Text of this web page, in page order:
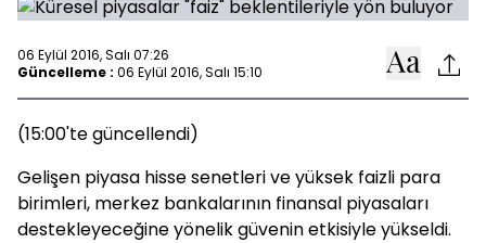
06 Eylül 2016, Salı 07:26
Güncelleme : 06 Eylül 2016, Salı 15:10
(15:00'te güncellendi)
Gelişen piyasa hisse senetleri ve yüksek faizli para
birimleri, merkez bankalarının finansal piyasaları
destekleyeceğine yönelik güvenin etkisiyle yükseldi.